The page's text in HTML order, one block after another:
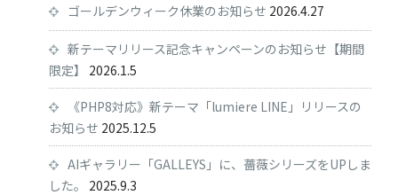
ゴールデンウィーク休業のお知らせ 2026.4.27
新テーマリリース記念キャンペーンのお知らせ【期間
限定】
2026.1.5
《PHP8対応》新テーマ「lumiere LINE」リリースの
お知らせ 2025.12.5
AIギャラリー「GALLEYS」に、薔薇シリーズをUPしま
した。
2025.9.3